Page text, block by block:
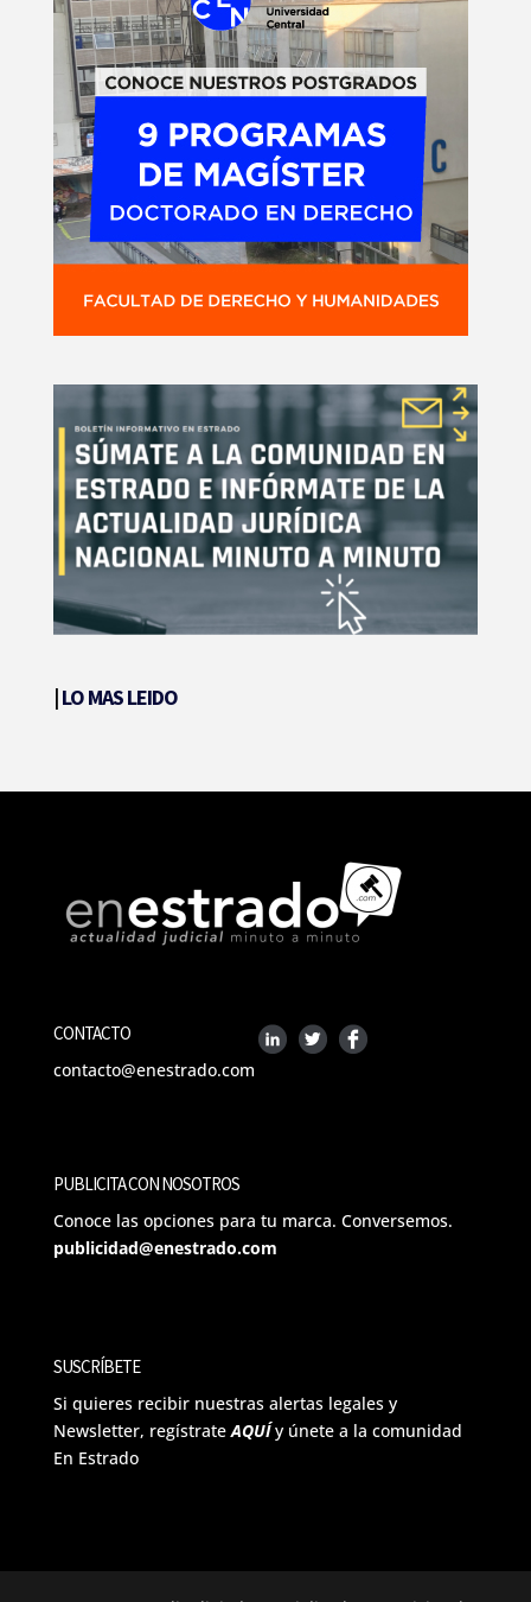
|LO MAS LEIDO
CONTACTO
contacto@enestrado.com
PUBLICITA CON NOSOTROS
Conoce las opciones para tu marca. Conversemos.
publicidad@enestrado.com
SUSCRÍBETE
Si quieres recibir nuestras alertas legales y
Newsletter, regístrateAQUÍ y únete a la comunidad
En Estrado